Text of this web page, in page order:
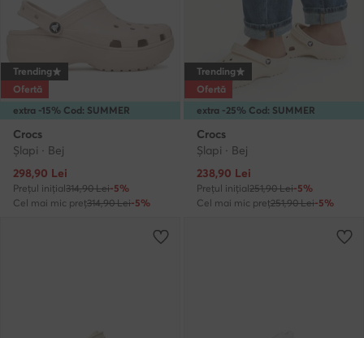
extra -15% Cod: SUMMER
Trending
Ofertă
Crocs
Şlapi · Bej
Prețul actual
298,90 Lei
Prețul inițial314,90 Lei-5%
Cel mai mic preț314,90 Lei-5%
extra -25% Cod: SUMMER
Trending
Ofertă
Crocs
Şlapi · Bej
Prețul actual
238,90 Lei
Prețul inițial251,90 Lei-5%
Cel mai mic preț251,90 Lei-5%